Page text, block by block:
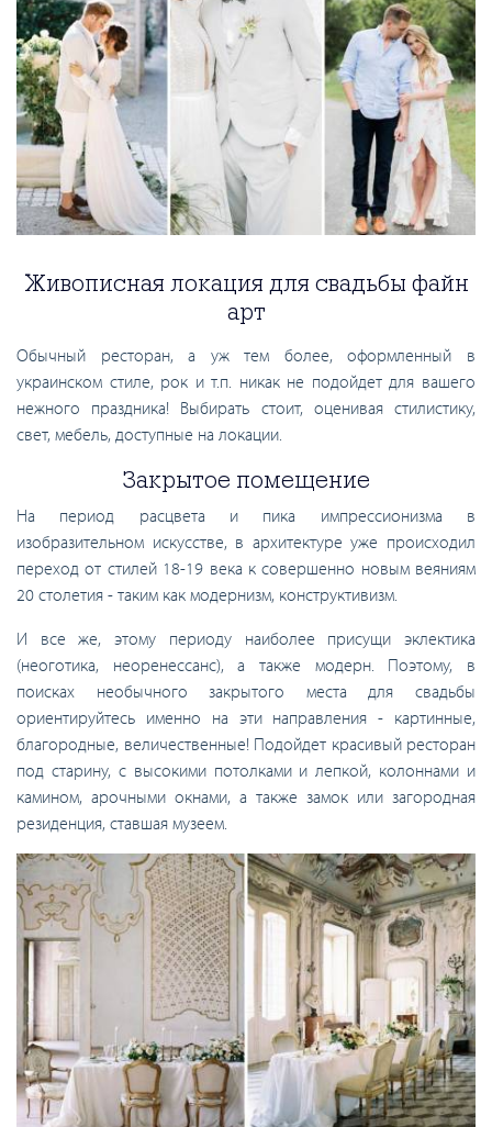
Живописная локация для свадьбы файн
арт
Обычный ресторан, а уж тем более, оформленный в
украинском стиле, рок и т.п. никак не подойдет для вашего
нежного праздника! Выбирать стоит, оценивая стилистику,
свет, мебель, доступные на локации.
Закрытое помещение
На период расцвета и пика импрессионизма в
изобразительном искусстве, в архитектуре уже происходил
переход от стилей 18-19 века к совершенно новым веяниям
20 столетия - таким как модернизм, конструктивизм.
И все же, этому периоду наиболее присущи эклектика
(неоготика, неоренессанс), а также модерн. Поэтому, в
поисках необычного закрытого места для свадьбы
ориентируйтесь именно на эти направления - картинные,
благородные, величественные! Подойдет красивый ресторан
под старину, с высокими потолками и лепкой, колоннами и
камином, арочными окнами, а также замок или загородная
резиденция, ставшая музеем.